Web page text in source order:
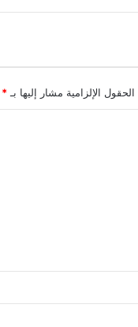
الحقول الإلزامية مشار إليها بـ *